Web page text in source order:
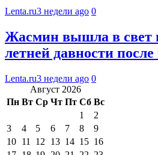
Lenta.ru3 недели ago 0
Жасмин вышла в свет
летней давности после
Lenta.ru3 недели ago 0
Август 2026
Пн Вт Ср Чт Пт Сб Вс
1
2
3
4 5 6 7 8
9
10 11 12 13 14 15 16